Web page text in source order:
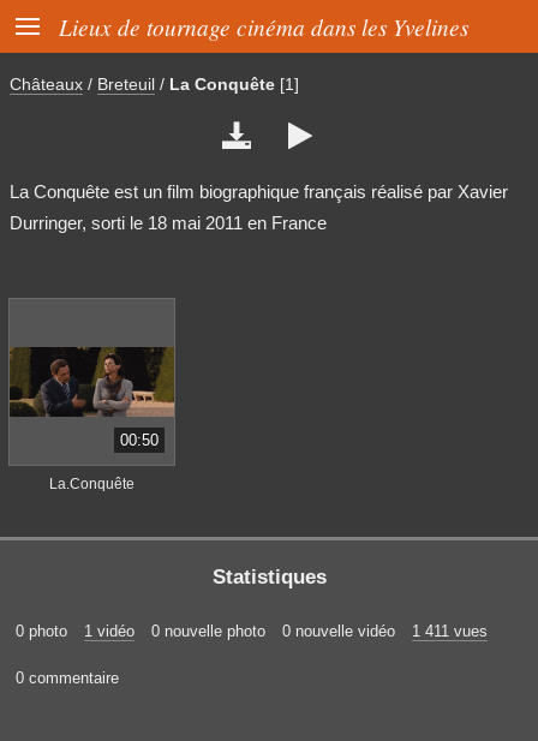
 Lieux de tournage cinéma dans les Yvelines
Châteaux / Breteuil / La Conquête [1]
 
La Conquête est un film biographique français réalisé par Xavier
Durringer, sorti le 18 mai 2011 en France
00:50
La.Conquête
Statistiques
0 photo 1 vidéo 0 nouvelle photo 0 nouvelle vidéo 1 411 vues
0 commentaire